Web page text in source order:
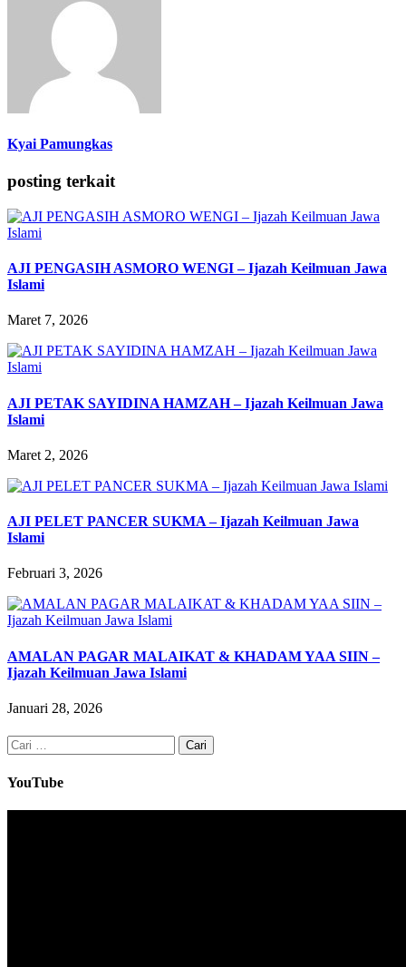
Kyai Pamungkas
posting terkait
AJI PENGASIH ASMORO WENGI – Ijazah Keilmuan Jawa
Islami
Maret 7, 2026
AJI PETAK SAYIDINA HAMZAH – Ijazah Keilmuan Jawa
Islami
Maret 2, 2026
AJI PELET PANCER SUKMA – Ijazah Keilmuan Jawa
Islami
Februari 3, 2026
AMALAN PAGAR MALAIKAT & KHADAM YAA SIIN –
Ijazah Keilmuan Jawa Islami
Januari 28, 2026
Cari
untuk:
YouTube